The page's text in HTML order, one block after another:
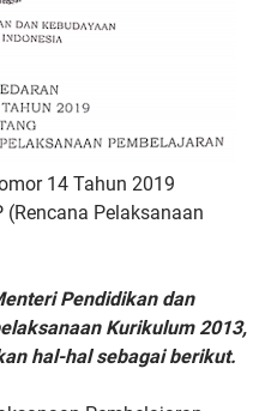
14 Tahun 2019
(Rencana Pelaksanaan
Pendidikan dan
Kurikulum 2013,
hal-hal sebagai berikut.